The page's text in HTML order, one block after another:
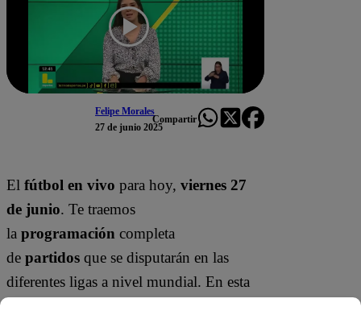
Felipe Morales
27 de junio 2025
Compartir
El fútbol en vivo para hoy, viernes 27
de junio. Te traemos
la programación completa
de partidos que se disputarán en las
diferentes ligas a nivel mundial. En esta